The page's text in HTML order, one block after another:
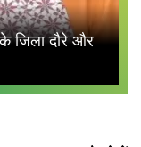
जिला दौरे और